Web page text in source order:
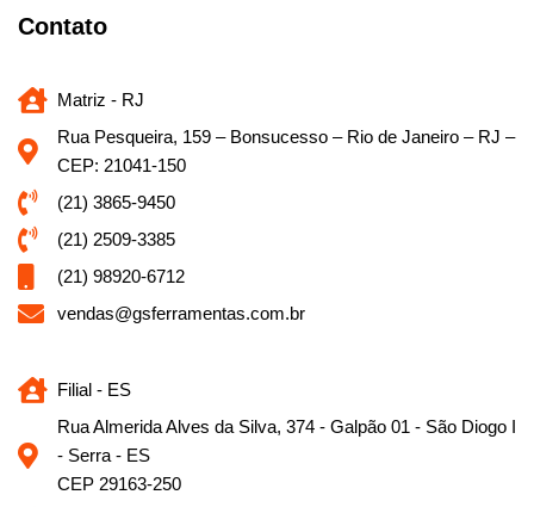
Contato
Matriz - RJ
Rua Pesqueira, 159 – Bonsucesso – Rio de Janeiro – RJ –
CEP: 21041-150
(21) 3865-9450
(21) 2509-3385
(21) 98920-6712
vendas@gsferramentas.com.br
Filial - ES
Rua Almerida Alves da Silva, 374 - Galpão 01 - São Diogo I
- Serra - ES
CEP 29163-250